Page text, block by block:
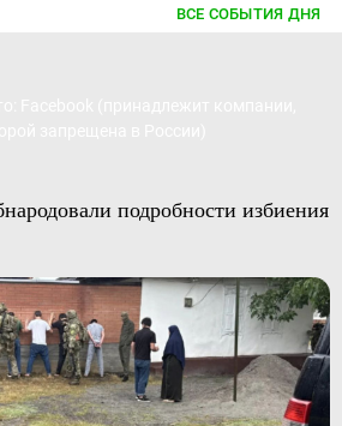
ВСЕ СОБЫТИЯ ДНЯ
подробности избиения